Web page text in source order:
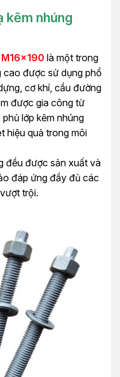
kẽm nhúng
là một trong
cao được sử dụng phổ
cơ khí, cầu đường
được gia công từ
lớp kẽm nhúng
hiệu quả trong môi
đều được sản xuất và
đáp ứng đầy đủ các
trội.